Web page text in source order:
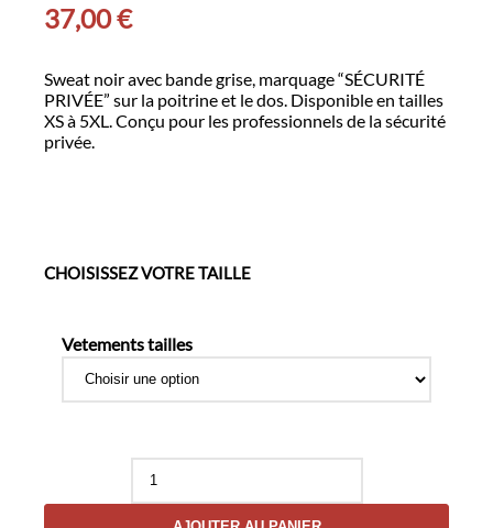
37,00€
Sweat noir avec bande grise, marquage “SÉCURITÉ
PRIVÉE” sur la poitrine et le dos. Disponible en tailles
XS à 5XL. Conçu pour les professionnels de la sécurité
privée.
CHOISISSEZ VOTRE TAILLE
Vetements tailles
quantité
Sweat